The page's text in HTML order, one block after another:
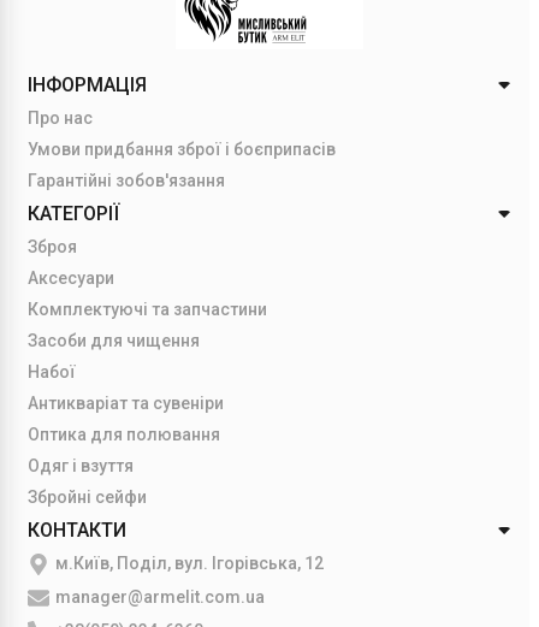
ІНФОРМАЦІЯ
Про нас
Умови придбання зброї і боєприпасів
Гарантійні зобов'язання
КАТЕГОРІЇ
Зброя
Аксесуари
Комплектуючі та запчастини
Засоби для чищення
Набої
Антикваріат та сувеніри
Оптика для полювання
Одяг і взуття
Збройні сейфи
КОНТАКТИ
м.Київ, Поділ, вул. Ігорівська, 12
manager@armelit.com.ua